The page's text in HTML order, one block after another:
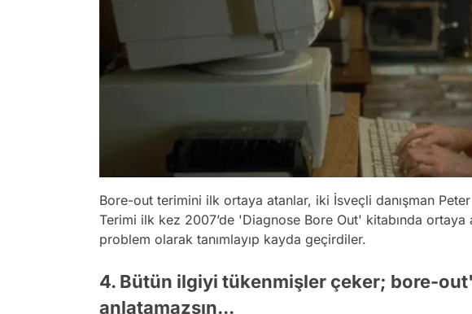
Bore-out terimini ilk ortaya atanlar, iki İsveçli danışman
Terimi ilk kez 2007’de 'Diagnose Bore Out' kitabında
problem olarak tanımlayıp kayda geçirdiler.
4. Bütün ilgiyi tükenmişler çeker; bore-
anlatamazsın...